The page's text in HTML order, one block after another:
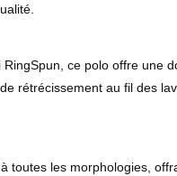
ce polo offre une
rétrécissement au fil des
toutes les morphologies,